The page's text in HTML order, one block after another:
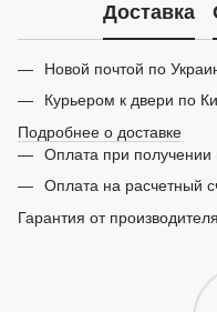
Доставка
Новой почтой по
Курьером к двери по
Подробнее о доставке
Оплата при получении
Оплата на расчетный
Гарантия от